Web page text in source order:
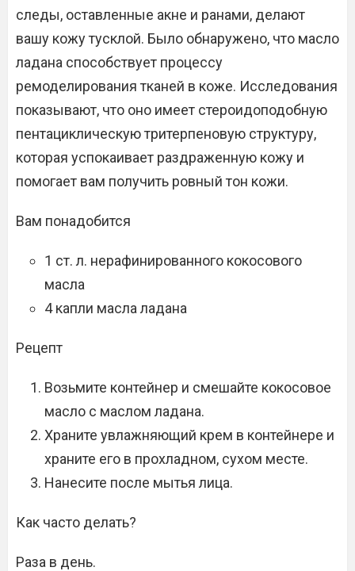
следы, оставленные акне и ранами, делают
вашу кожу тусклой. Было обнаружено, что масло
ладана способствует процессу
ремоделирования тканей в коже. Исследования
показывают, что оно имеет стероидоподобную
пентациклическую тритерпеновую структуру,
которая успокаивает раздраженную кожу и
помогает вам получить ровный тон кожи.
Вам понадобится
1 ст. л. нерафинированного кокосового
масла
4 капли масла ладана
Рецепт
Возьмите контейнер и смешайте кокосовое
масло с маслом ладана.
Храните увлажняющий крем в контейнере и
храните его в прохладном, сухом месте.
Нанесите после мытья лица.
Как часто делать?
Раза в день.